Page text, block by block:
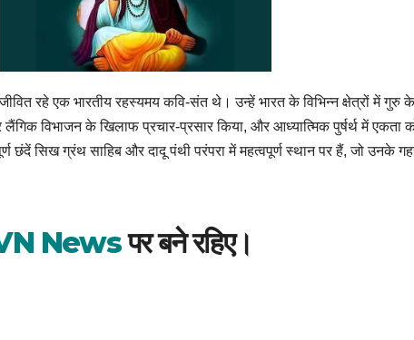
रहे एक भारतीय रहस्यमय कवि-संत थे। उन्हें भारत के विभिन्न क्षेत्रों में गुरु
विभाजन के खिलाफ प्रचार-प्रसार किया, और आध्यात्मिक पुर्षर्थ में एकता
छंदें सिख ग्रंथ साहिब और दादू पंथी परंपरा में महत्वपूर्ण स्थान पर हैं, जो उनके
Newsपर बने रहिए।